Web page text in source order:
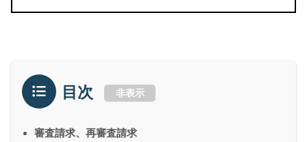
目次 非表示
審査請求、再審査請求